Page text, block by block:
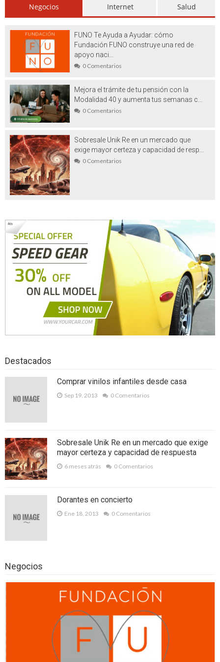
tú mismo?
proyectos exitosos a un coste bajo
Schedule tuberías: características y
Trading de opciones binarias online, más
que una apuesta
atornilladas
Todo lo que debe saber sobre las
boquillas de atomización
¿Tienes un plan en mente pero no tienes
el dinero? Obtén dinero por tu coche con
CocheGo
Empresas seguridad privada
profesionales y completamente
Reparar ps3 de forma económica
Abogado Getxo: ¿Tengo derecho a ser
de todos
Lo que debe saber antes de hacer
reclamaciones por accidentes en Madrid
6 ventajas de los centros de negocios
Madrid frente a las oficinas tradicionales
Abogados para divorcio: cómo pueden
ayudar a la pareja
Residencia de estudiantes en Barcelona:
Consecuencias de un segundo DUI
Los grandes beneficios de focalizar
nuestros negocios en China
Las cenas de empresa Madrid que todo
Negocios Internet Salud
FUNO Te Ayuda a Ayudar: cómo
Fundación FUNO construye una red de
apoyo naci...
0 Comentarios
Mejora el trámite de tu pensión con la
Modalidad 40 y aumenta tus semanas c...
0 Comentarios
Sobresale Unik Re en un mercado que
exige mayor certeza y capacidad de resp...
0 Comentarios
Destacados
Comprar vinilos infantiles desde casa
Sep 19, 2013 0 Comentarios
Sobresale Unik Re en un mercado que exige
mayor certeza y capacidad de respuesta
6 meses atrás 0 Comentarios
Dorantes en concierto
Ene 18, 2013 0 Comentarios
Negocios